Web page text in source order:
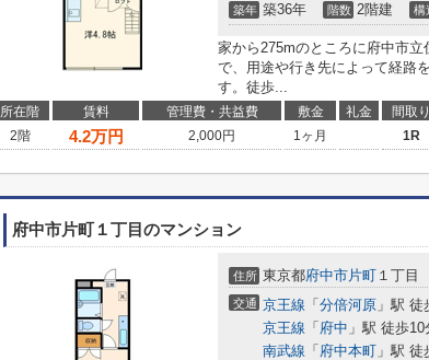
築年 築36年 階数 2階建 構
家から275mのところに府中市
で、用途や行き先によって経路
す。徒歩...
所在階 賃料 管理費・共益費 敷金 礼金 間取り
2階
4.2万円 2,000円 1ヶ月 1R
府中市片町１丁目のマンション
住所 東京都府中市片町 １丁目
交通 京王線 「 分倍河原 」駅 徒
京王線 「 府中 」駅 徒歩10
南武線 「 府中本町 」駅 徒